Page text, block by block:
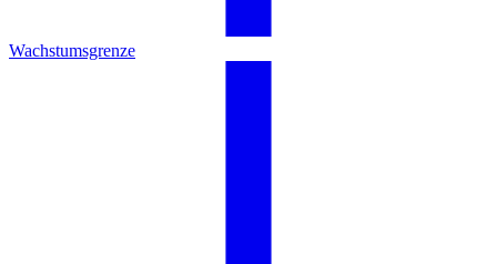
Wachstumsgrenze